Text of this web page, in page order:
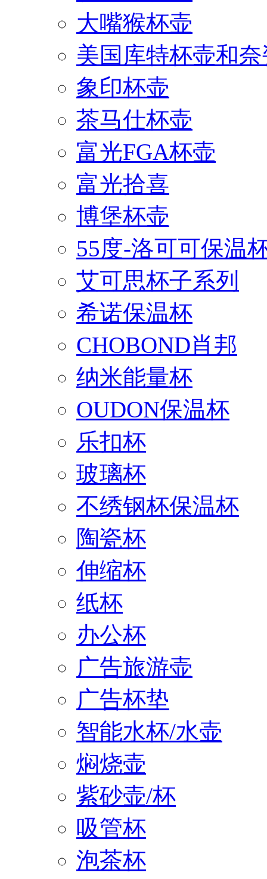
大嘴猴杯壶
美国库特杯壶和
象印杯壶
茶马仕杯壶
富光FGA杯壶
富光拾喜
博堡杯壶
55度-洛可可保温
艾可思杯子系列
希诺保温杯
CHOBOND肖邦
纳米能量杯
OUDON保温杯
乐扣杯
玻璃杯
不绣钢杯保温杯
陶瓷杯
伸缩杯
纸杯
办公杯
广告旅游壶
广告杯垫
智能水杯/水壶
焖烧壶
紫砂壶/杯
吸管杯
泡茶杯